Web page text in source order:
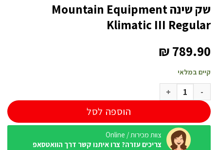
שק שינה Mountain Equipment
Klimatic III Regular
₪789.90
קיים במלאי
כמות של שק שינה Mountain Equipment Klimatic III Regular
הוספה לסל
צוות מכירות / Online
צריכים עזרה? צרו איתנו קשר דרך הוואטסאפ